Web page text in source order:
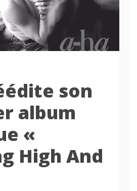
son
album
«
High And